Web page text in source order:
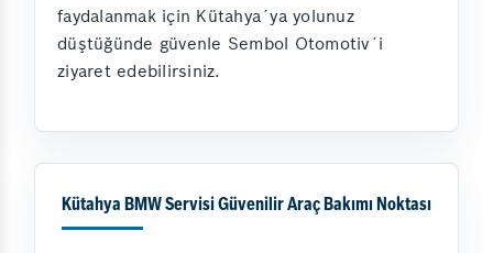
faydalanmak için Kütahya´ya yolunuz
düştüğünde güvenle Sembol Otomotiv´i
ziyaret edebilirsiniz.
Kütahya BMW Servisi Güvenilir Araç Bakımı Noktası